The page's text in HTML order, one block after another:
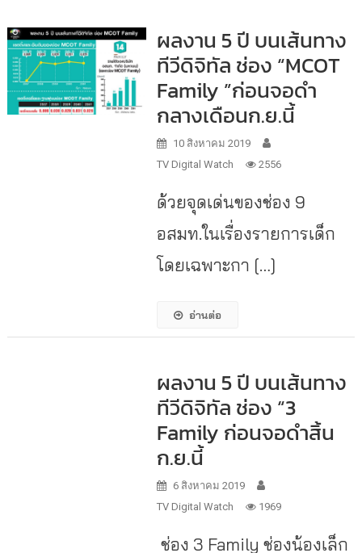
ผลงาน 5 ปี บนเส้นทาง
ทีวีดิจิทัล ช่อง “MCOT
Family ”ก่อนจอดำ
กลางเดือนก.ย.นี้
10 สิงหาคม 2019
TV Digital Watch
2556
ด้วยจุดเด่นของช่อง 9
อสมท.ในเรื่องรายการเด็ก
โดยเฉพาะกา […]
อ่านต่อ
ผลงาน 5 ปี บนเส้นทาง
ทีวีดิจิทัล ช่อง “3
Family ก่อนจอดำสิ้น
ก.ย.นี้
6 สิงหาคม 2019
TV Digital Watch
1969
ช่อง 3 Family ช่องน้องเล็ก